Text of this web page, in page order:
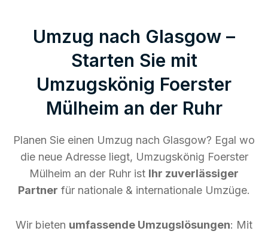
Umzug nach Glasgow –
Starten Sie mit
Umzugskönig Foerster
Mülheim an der Ruhr
Planen Sie einen Umzug nach Glasgow? Egal wo
die neue Adresse liegt, Umzugskönig Foerster
Mülheim an der Ruhr ist Ihr zuverlässiger
Partner für nationale & internationale Umzüge.
Wir bieten umfassende Umzugslösungen: Mit